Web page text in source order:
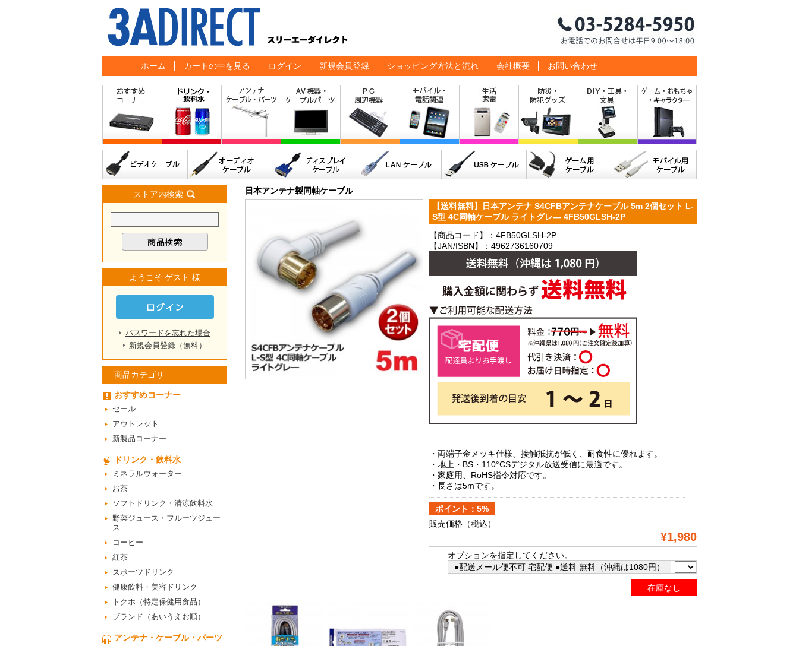
ホーム カートの中を見る ログイン 新規会員登録 ショッピング方法と流れ 会社概要 お問い合わせ
ストア内検索
ようこそ ゲスト 様
パスワードを忘れた場合
新規会員登録（無料）
商品カテゴリ
おすすめコーナー
セール
アウトレット
新製品コーナー
ドリンク・飲料水
ミネラルウォーター
お茶
ソフトドリンク・清涼飲料水
野菜ジュース・フルーツジュー
ス
コーヒー
紅茶
スポーツドリンク
健康飲料・美容ドリンク
トクホ（特定保健用食品）
ブランド（あいうえお順）
アンテナ・ケーブル・パーツ
日本アンテナ製同軸ケーブル
【送料無料】日本アンテナ S4CFBアンテナケーブル 5m 2個セット L-
S型 4C同軸ケーブル ライトグレ― 4FB50GLSH-2P
【商品コード】：4FB50GLSH-2P
【JAN/ISBN】：4962736160709
・両端子金メッキ仕様、接触抵抗が低く、耐食性に優れます。
・地上・BS・110°CSデジタル放送受信に最適です。
・家庭用、RoHS指令対応です。
・長さは5mです。
ポイント：5%
販売価格 （税込）
¥1,980
オプションを指定してください。
●配送メール便不可 宅配便 ●送料 無料（沖縄は1080円）
在庫なし